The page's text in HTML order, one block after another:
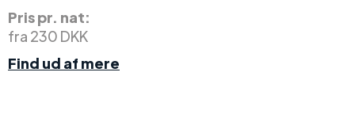
Pris pr. nat:
fra 230 DKK
Find ud af mere